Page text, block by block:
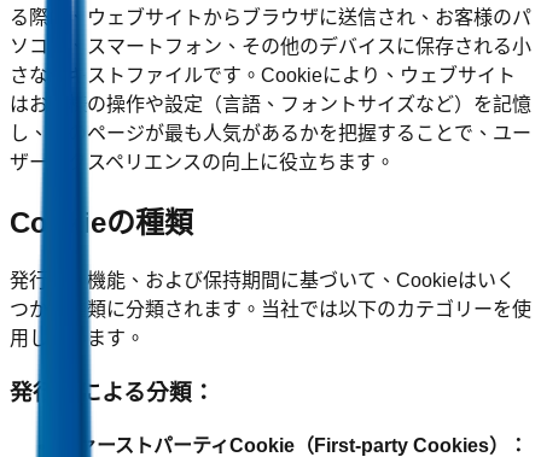
る際に、ウェブサイトからブラウザに送信され、お客様のパ
ソコン、スマートフォン、その他のデバイスに保存される小
さなテキストファイルです。Cookieにより、ウェブサイト
はお客様の操作や設定（言語、フォントサイズなど）を記憶
し、どのページが最も人気があるかを把握することで、ユー
ザーエクスペリエンスの向上に役立ちます。
Cookieの種類
発行元、機能、および保持期間に基づいて、Cookieはいく
つかの種類に分類されます。当社では以下のカテゴリーを使
用しています。
発行元による分類：
ファーストパーティCookie（First-party Cookies）：